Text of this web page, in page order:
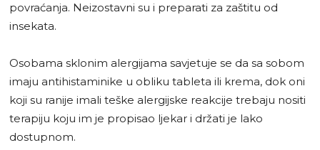
povraćanja. Neizostavni su i preparati za zaštitu od
insekata.
Osobama sklonim alergijama savjetuje se da sa sobom
imaju antihistaminike u obliku tableta ili krema, dok oni
koji su ranije imali teške alergijske reakcije trebaju nositi
terapiju koju im je propisao ljekar i držati je lako
dostupnom.